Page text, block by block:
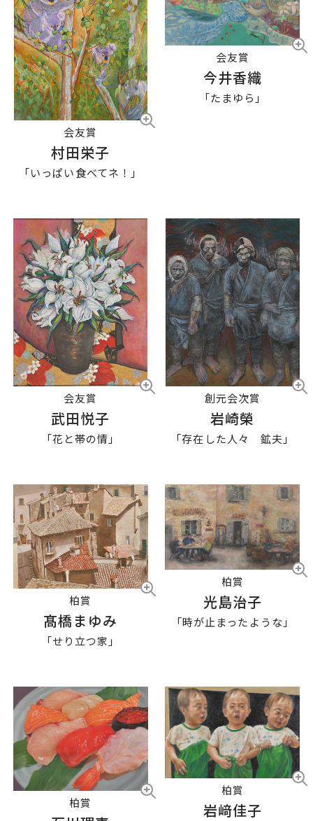
会友賞
村田栄子
「いっぱい食べてネ！」
会友賞
今井香織
「たまゆら」
会友賞
武田悦子
「花と帯の情」
創元会次賞
岩崎榮
「存在した人々 鉱夫」
柏賞
髙橋まゆみ
「せり立つ家」
柏賞
光島治子
「時が止まったような」
柏賞
柏賞
岩﨑佳子